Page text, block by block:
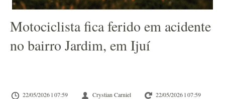
Motociclista fica ferido em acidente
no bairro Jardim, em Ijuí
22/05/2026 l 07:59 Crystian Carniel 22/05/2026 l 07:59